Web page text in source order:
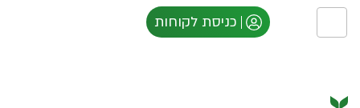
כניסת לקוחות
אנחנו איתו.